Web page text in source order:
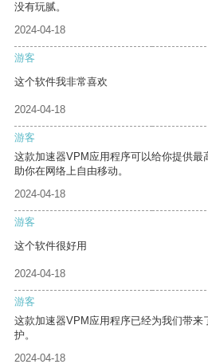
没有玩腻。
2024-04-18
游客
这个软件我非常喜欢
2024-04-18
游客
这款加速器VPM应用程序可以给你提供最
助你在网络上自由移动。
2024-04-18
游客
这个软件很好用
2024-04-18
游客
这款加速器VPM应用程序已经为我们带来
护。
2024-04-18